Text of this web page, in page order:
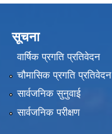
सूचना
वार्षिक प्रगति प्रतिवेदन
चौमासिक प्रगति प्रतिवेदन
सार्वजनिक सुनुवाई
सार्वजनिक परीक्षण